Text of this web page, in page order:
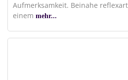
Aufmerksamkeit. Beinahe
einem mehr...